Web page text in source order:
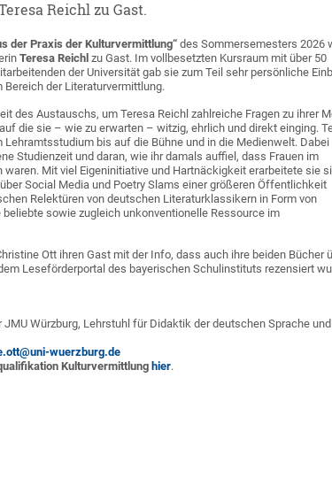
Reichl zu Gast.
der Praxis der Kulturvermittlung“des Sommersemesters 2026
Teresa Reichl zu Gast. Im vollbesetzten Kursraum mit über 50
der Universität gab sie zum Teil sehr persönliche
Bereich der Literaturvermittlung.
des Austauschs, um Teresa Reichl zahlreiche Fragen zu ihrer
die sie – wie zu erwarten – witzig, ehrlich und direkt einging.
Lehramtsstudium bis auf die Bühne und in die Medienwelt. Dabei
Studienzeit und daran, wie ihr damals auffiel, dass Frauen im
waren. Mit viel Eigeninitiative und Hartnäckigkeit erarbeitete sie
über Social Media und Poetry Slams einer größeren Öffentlichkeit
Relektüren von deutschen Literaturklassikern in Form von
sowie zugleich unkonventionelle Ressource im
Ott ihren Gast mit der Info, dass auch ihre beiden Bücher
Leseförderportal des bayerischen Schulinstituts rezensiert
JMU Würzburg, Lehrstuhl für Didaktik der deutschen Sprache und
wuerzburg.de
Kulturvermittlung hier.